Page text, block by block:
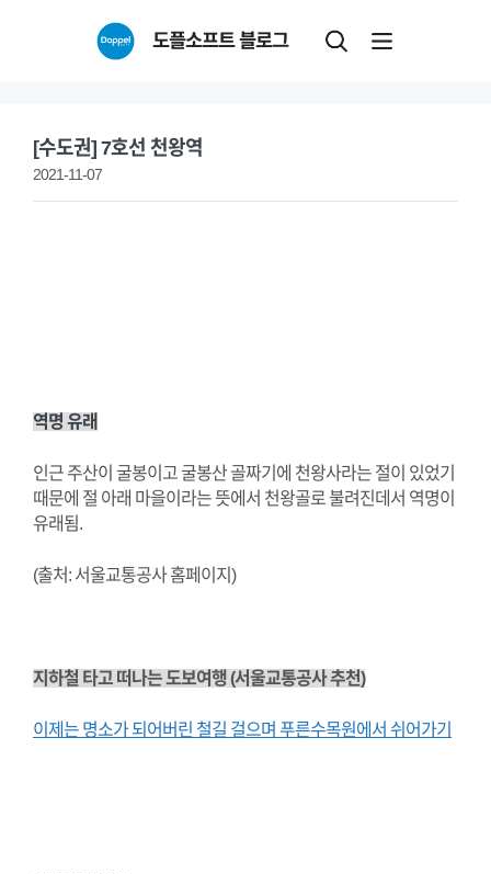
도플소프트 블로그
[수도권] 7호선 천왕역
2021-11-07
역명 유래
인근 주산이 굴봉이고 굴봉산 골짜기에 천왕사라는 절이 있었기
때문에 절 아래 마을이라는 뜻에서 천왕골로 불려진데서 역명이
유래됨.
(출처: 서울교통공사 홈페이지)
지하철 타고 떠나는 도보여행 (서울교통공사 추천)
이제는 명소가 되어버린 철길 걸으며 푸른수목원에서 쉬어가기